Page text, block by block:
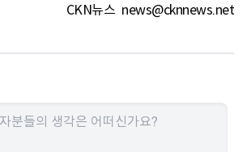
CKN뉴스 news@cknnews.net